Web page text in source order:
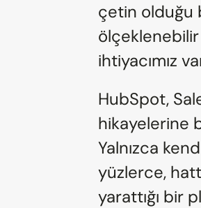
çetin olduğu
ihtiyacımız
HubSpot,
hikayelerine
Yalnızca
yüzlerce,
yarattığı bir